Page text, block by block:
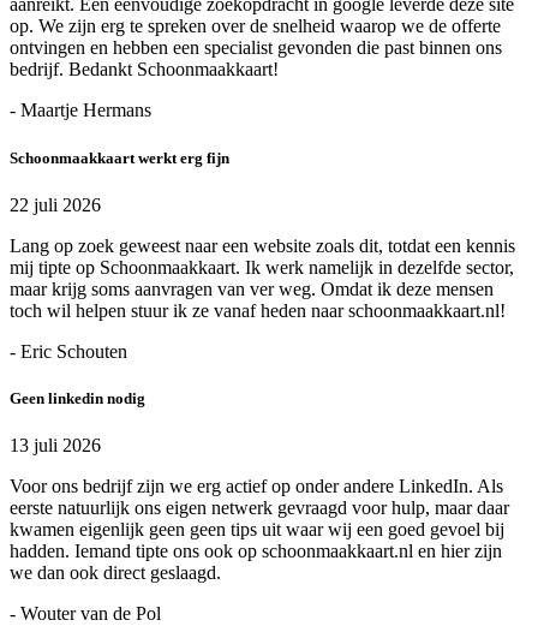
aanreikt. Een eenvoudige zoekopdracht in google leverde deze site
op. We zijn erg te spreken over de snelheid waarop we de offerte
ontvingen en hebben een specialist gevonden die past binnen ons
bedrijf. Bedankt Schoonmaakkaart!
- Maartje Hermans
Schoonmaakkaart werkt erg fijn
22 juli 2026
Lang op zoek geweest naar een website zoals dit, totdat een kennis
mij tipte op Schoonmaakkaart. Ik werk namelijk in dezelfde sector,
maar krijg soms aanvragen van ver weg. Omdat ik deze mensen
toch wil helpen stuur ik ze vanaf heden naar schoonmaakkaart.nl!
- Eric Schouten
Geen linkedin nodig
13 juli 2026
Voor ons bedrijf zijn we erg actief op onder andere LinkedIn. Als
eerste natuurlijk ons eigen netwerk gevraagd voor hulp, maar daar
kwamen eigenlijk geen geen tips uit waar wij een goed gevoel bij
hadden. Iemand tipte ons ook op schoonmaakkaart.nl en hier zijn
we dan ook direct geslaagd.
- Wouter van de Pol